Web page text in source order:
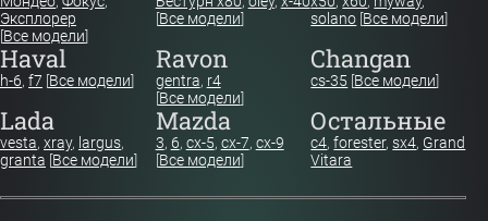
Эксплорер
[Все модели]
[Все модели]
solano [Все модели]
Haval
h-6, f7 [Все модели]
Ravon
gentra, r4
[Все модели]
Changan
cs-35 [Все модели]
Lada
vesta, xray, largus,
granta [Все модели]
Mazda
3, 6, cx-5, cx-7, cx-9
[Все модели]
Остальные
c4,forester,sx4, Grand
Vitara